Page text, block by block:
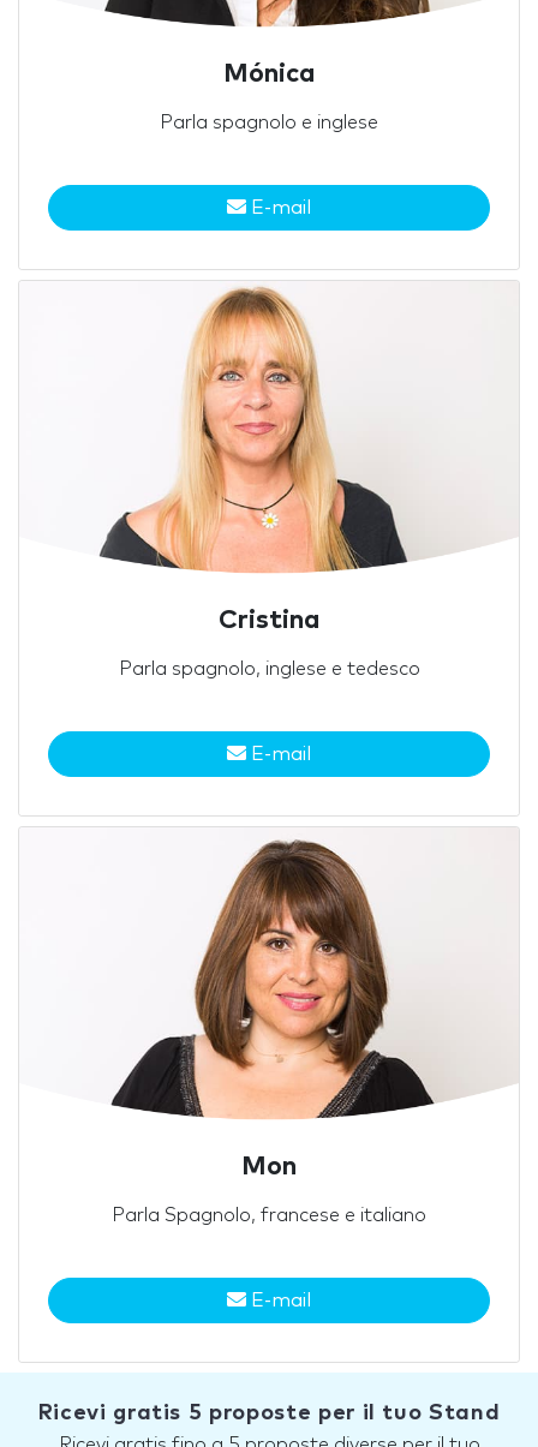
Mónica
Parla spagnolo e inglese
E-mail
Cristina
Parla spagnolo, inglese e tedesco
E-mail
Mon
Parla Spagnolo, francese e italiano
E-mail
Ricevi gratis 5 proposte per il tuo Stand